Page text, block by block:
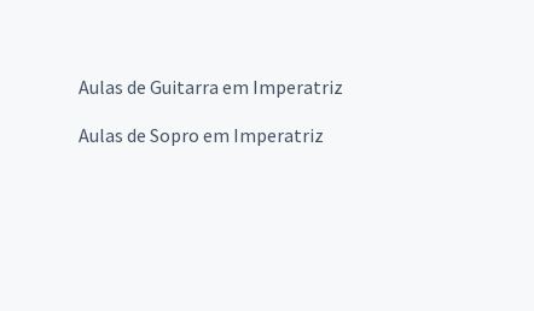
Aulas de Guitarra em Imperatriz
Aulas de Sopro em Imperatriz